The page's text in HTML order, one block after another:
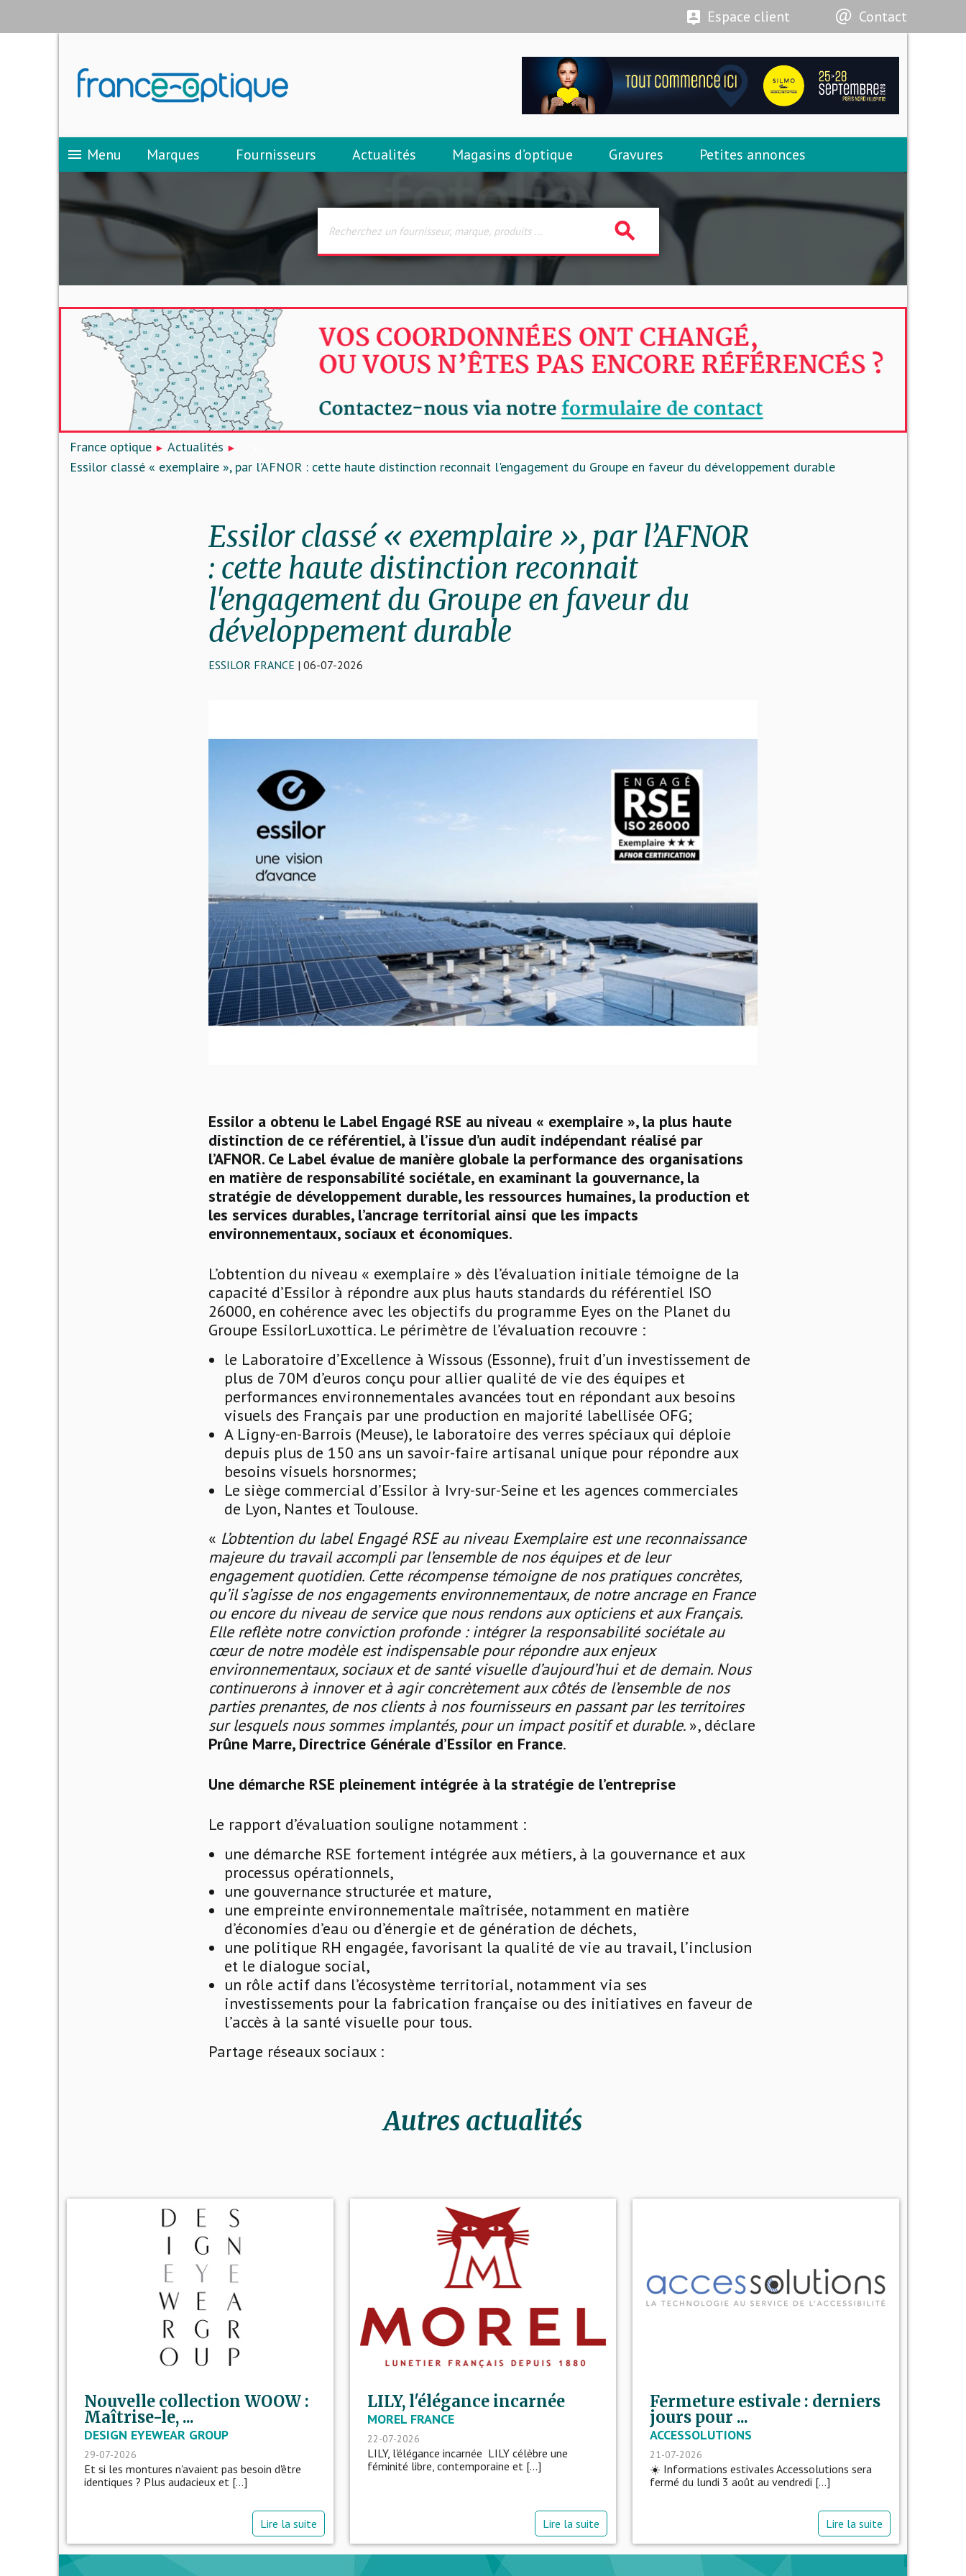
Espace client Contact
menu Menu Marques Fournisseurs Actualités Magasins d’optique Gravures Petites annonces
search
France optique
Actualités
Essilor classé « exemplaire », par l’AFNOR : cette haute distinction reconnait l'engagement du Groupe en faveur du développement durable
Essilor classé « exemplaire », par l’AFNOR
: cette haute distinction reconnait
l'engagement du Groupe en faveur du
développement durable
ESSILOR FRANCE | 06-07-2026
Essilor a obtenu le Label Engagé RSE au niveau « exemplaire », la plus haute
distinction de ce référentiel, à l’issue d’un audit indépendant réalisé par
l’AFNOR. Ce Label évalue de manière globale la performance des organisations
en matière de responsabilité sociétale, en examinant la gouvernance, la
stratégie de développement durable, les ressources humaines, la production et
les services durables, l’ancrage territorial ainsi que les impacts
environnementaux, sociaux et économiques.
L’obtention du niveau « exemplaire » dès l’évaluation initiale témoigne de la
capacité d’Essilor à répondre aux plus hauts standards du référentiel ISO
26000, en cohérence avec les objectifs du programme Eyes on the Planet du
Groupe EssilorLuxottica. Le périmètre de l’évaluation recouvre :
le Laboratoire d’Excellence à Wissous (Essonne), fruit d’un investissement de
plus de 70M d’euros conçu pour allier qualité de vie des équipes et
performances environnementales avancées tout en répondant aux besoins
visuels des Français par une production en majorité labellisée OFG;
A Ligny-en-Barrois (Meuse), le laboratoire des verres spéciaux qui déploie
depuis plus de 150 ans un savoir-faire artisanal unique pour répondre aux
besoins visuels horsnormes;
Le siège commercial d’Essilor à Ivry-sur-Seine et les agences commerciales
de Lyon, Nantes et Toulouse.
« L’obtention du label Engagé RSE au niveau Exemplaire est une reconnaissance
majeure du travail accompli par l’ensemble de nos équipes et de leur
engagement quotidien. Cette récompense témoigne de nos pratiques concrètes,
qu’il s’agisse de nos engagements environnementaux, de notre ancrage en France
ou encore du niveau de service que nous rendons aux opticiens et aux Français.
Elle reflète notre conviction profonde : intégrer la responsabilité sociétale au
cœur de notre modèle est indispensable pour répondre aux enjeux
environnementaux, sociaux et de santé visuelle d’aujourd’hui et de demain. Nous
continuerons à innover et à agir concrètement aux côtés de l’ensemble de nos
parties prenantes, de nos clients à nos fournisseurs en passant par les territoires
sur lesquels nous sommes implantés, pour un impact positif et durable. », déclare
Prûne Marre, Directrice Générale d’Essilor en France.
Une démarche RSE pleinement intégrée à la stratégie de l’entreprise
Le rapport d’évaluation souligne notamment :
une démarche RSE fortement intégrée aux métiers, à la gouvernance et aux
processus opérationnels,
une gouvernance structurée et mature,
une empreinte environnementale maîtrisée, notamment en matière
d’économies d’eau ou d’énergie et de génération de déchets,
une politique RH engagée, favorisant la qualité de vie au travail, l’inclusion
et le dialogue social,
un rôle actif dans l’écosystème territorial, notamment via ses
investissements pour la fabrication française ou des initiatives en faveur de
l’accès à la santé visuelle pour tous.
Partage réseaux sociaux :
Autres actualités
Nouvelle collection WOOW :
Maîtrise-le, ...
DESIGN EYEWEAR GROUP
29-07-2026
Et si les montures n'avaient pas besoin d'être
identiques ? Plus audacieux et [...]
Lire la suite
LILY, l'élégance incarnée
MOREL FRANCE
22-07-2026
LILY, l'élégance incarnée LILY célèbre une
féminité libre, contemporaine et [...]
Lire la suite
Fermeture estivale : derniers
jours pour ...
ACCESSOLUTIONS
21-07-2026
☀️ Informations estivales Accessolutions sera
fermé du lundi 3 août au vendredi [...]
Lire la suite